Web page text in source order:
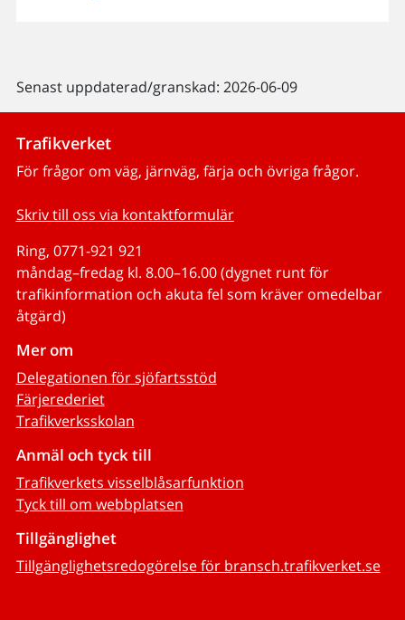
Senast uppdaterad/granskad: 2026-06-09
Trafikverket
För frågor om väg, järnväg, färja och övriga frågor.
Skriv till oss via kontaktformulär
Ring, 0771-921 921
måndag–fredag kl. 8.00–16.00 (dygnet runt för
trafikinformation och akuta fel som kräver omedelbar
åtgärd)
Mer om
Delegationen för sjöfartsstöd
Färjerederiet
Trafikverksskolan
Anmäl och tyck till
Trafikverkets visselblåsarfunktion
Tyck till om webbplatsen
Tillgänglighet
Tillgänglighetsredogörelse för bransch.trafikverket.se